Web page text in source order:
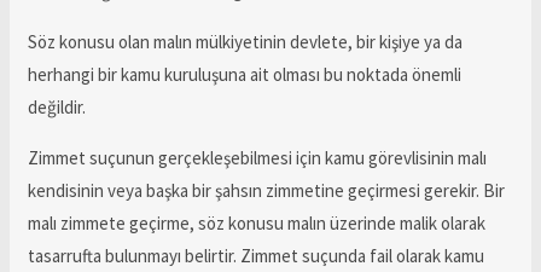
Söz konusu olan malın mülkiyetinin devlete, bir kişiye ya da
herhangi bir kamu kuruluşuna ait olması bu noktada önemli
değildir.
Zimmet suçunun gerçekleşebilmesi için kamu görevlisinin malı
kendisinin veya başka bir şahsın zimmetine geçirmesi gerekir. Bir
malı zimmete geçirme, söz konusu malın üzerinde malik olarak
tasarrufta bulunmayı belirtir. Zimmet suçunda fail olarak kamu